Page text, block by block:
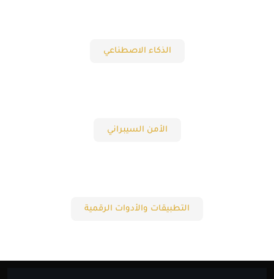
الذكاء الاصطناعي
الأمن السيبراني
التطبيقات والأدوات الرقمية